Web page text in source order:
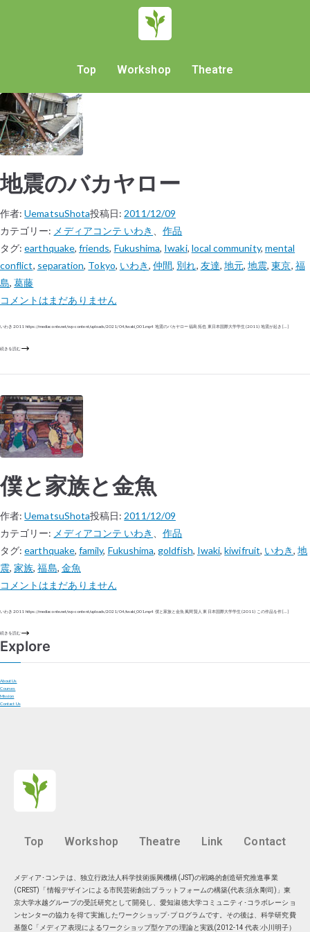
Top Workshop Theatre
地震のバカヤロー
作者:UematsuShota投稿日: 2011/12/09
カテゴリー: メディアコンテ いわき 、作品
タグ:earthquake, friends, Fukushima, Iwaki, local community, mental
conflict, separation, Tokyo, いわき,仲間, 別れ, 友達, 地元,地震,東京, 福
島,葛藤
コメントはまだありません
いわき 2011 https://mediaconte.net/wp-content/uploads/2021/04/iwaki_001.mp4 地震のバカヤロー 福島 拓也 東日本国際大学学生 (2011) 地震が起き […]
続きを読む
僕と家族と金魚
作者:UematsuShota投稿日: 2011/12/09
カテゴリー: メディアコンテ いわき 、作品
タグ:earthquake, family, Fukushima,goldfish, Iwaki,kiwifruit, いわき,地
震,家族,福島, 金魚
コメントはまだありません
いわき 2011 https://mediaconte.net/wp-content/uploads/2021/04/iwaki_001.mp4 僕と家族と金魚 風間 賢人 東日本国際大学学生 (2011) この作品を作 […]
続きを読む
Explore
About Us
Courses
Mission
Contact Us
Top Workshop Theatre Link Contact
メディア･コンテは、独立行政法人科学技術振興機構(JST)の戦略的創造研究推進事業
(CREST)「情報デザインによる市民芸術創出プラットフォームの構築(代表:須永剛司)」東
京大学水越グループの受託研究として開発し、愛知淑徳大学コミュニティ･コラボレーショ
ンセンターの協力を得て実施したワークショップ･プログラムです。その後は、科学研究費
基盤C「メディア表現によるワークショップ型ケアの理論と実践(2012-14 代表:小川明子）